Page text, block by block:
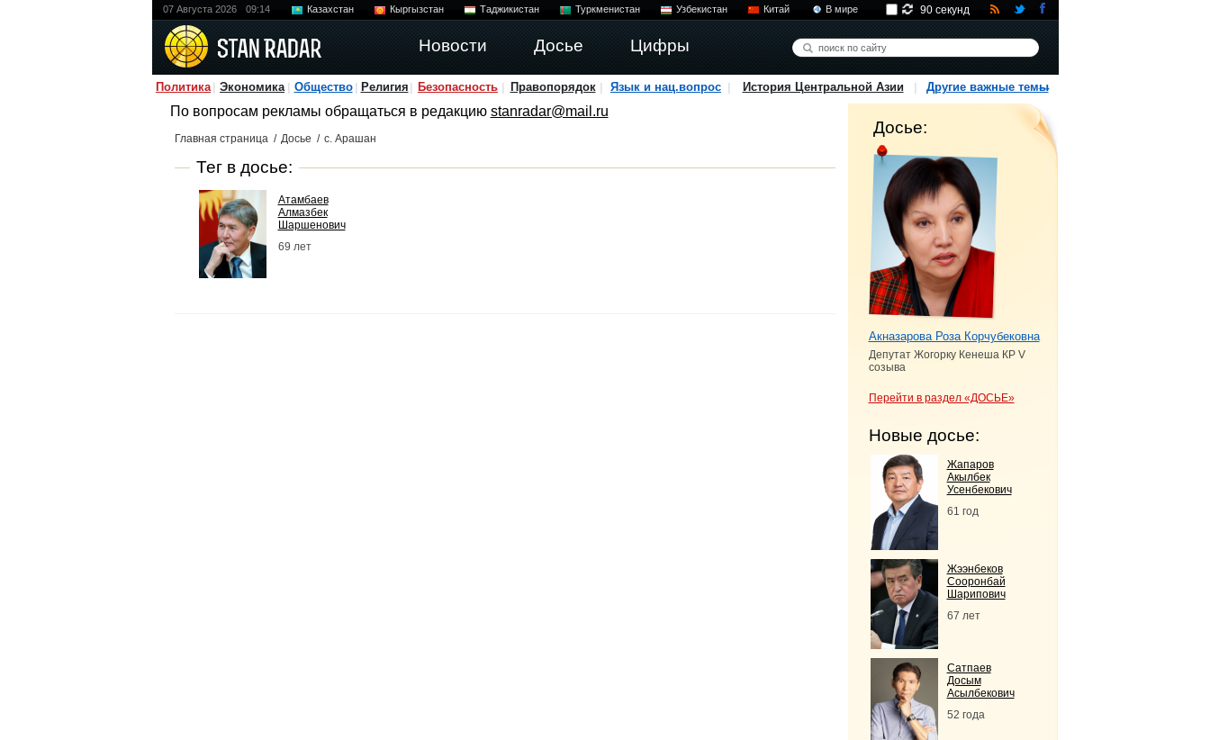
07 Августа 2026 09:14 Казахстан Кыргызстан Таджикистан Туркменистан Узбекистан Китай В мире
Новости Досье Цифры
90 секунд
Политика Экономика Общество Религия Безопасность Правопорядок Язык и нац.вопрос История Центральной Азии Другие важные темы
По вопросам рекламы обращаться в редакцию stanradar@mail.ru
Главная страница / Досье / с. Арашан
Тег в досье:
Атамбаев
Алмазбек
Шаршенович
69 лет
Досье:
Акназарова Роза Корчубековна
Депутат Жогорку Кенеша КР V
созыва
Перейти в раздел «ДОСЬЕ»
Новые досье:
Жапаров
Акылбек
Усенбекович
61 год
Жээнбеков
Сооронбай
Шарипович
67 лет
Сатпаев
Досым
Асылбекович
52 года